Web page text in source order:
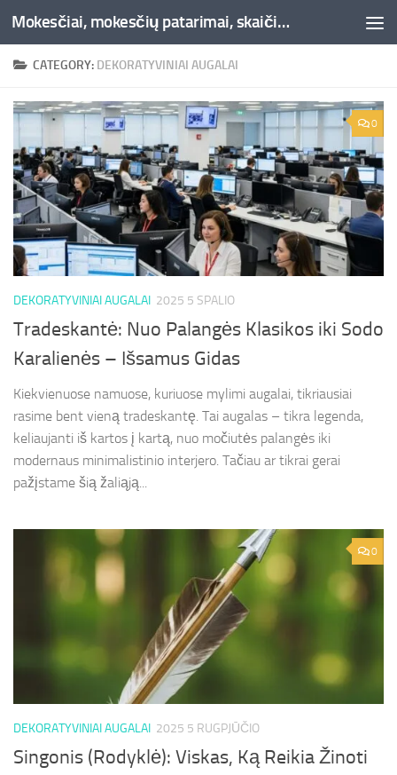
Skip to content Mokesčiai, mokesčių patarimai, skaičiuoklės, straipsniai -Liepaja.lt
CATEGORY: DEKORATYVINIAI AUGALAI
0
DEKORATYVINIAI AUGALAI 2025 5 SPALIO
Tradeskantė: Nuo Palangės Klasikos iki Sodo
Karalienės – Išsamus Gidas
Kiekvienuose namuose, kuriuose mylimi augalai, tikriausiai
rasime bent vieną tradeskantę. Tai augalas – tikra legenda,
keliaujanti iš kartos į kartą, nuo močiutės palangės iki
modernaus minimalistinio interjero. Tačiau ar tikrai gerai
pažįstame šią žaliąją...
0
DEKORATYVINIAI AUGALAI 2025 5 RUGPJŪČIO
Singonis (Rodyklė): Viskas, Ką Reikia Žinoti